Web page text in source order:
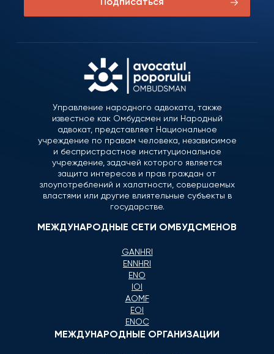
Подписаться
Управление народного адвоката, также
известное как Омбудсмен или Народный
адвокат, представляет Национальное
учреждение по правам человека, независимое
и беспристрастное институциональное
учреждение, задачей которого является
защита интересов и прав граждан от
злоупотреблений и халатности, совершаемых
властями или другие влиятельные субъекты в
государстве.
МЕЖДУНАРОДНЫЕ СЕТИ ОМБУДСМЕНОВ
GANHRI
ENNHRI
ENO
IOI
AOMF
EOI
ENOC
МЕЖДУНАРОДНЫЕ ОРГАНИЗАЦИИ